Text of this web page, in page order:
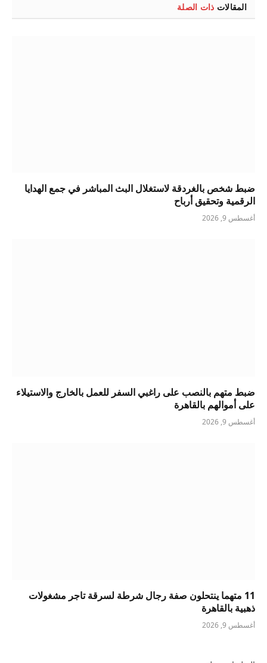
المقالات ذات الصلة
ضبط شخص بالغردقة لاستغلال البث المباشر في جمع الهدايا
الرقمية وتحقيق أرباح
أغسطس 9, 2026
ضبط متهم بالنصب على راغبي السفر للعمل بالخارج والاستيلاء
على أموالهم بالقاهرة
أغسطس 9, 2026
11 متهما ينتحلون صفة رجال شرطة لسرقة تاجر مشغولات
ذهبية بالقاهرة
أغسطس 9, 2026